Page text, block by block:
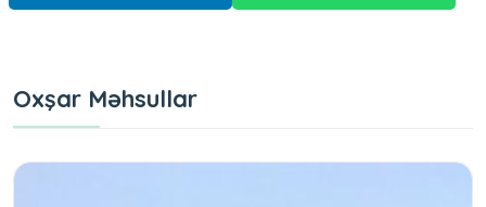
Oxşar Məhsullar